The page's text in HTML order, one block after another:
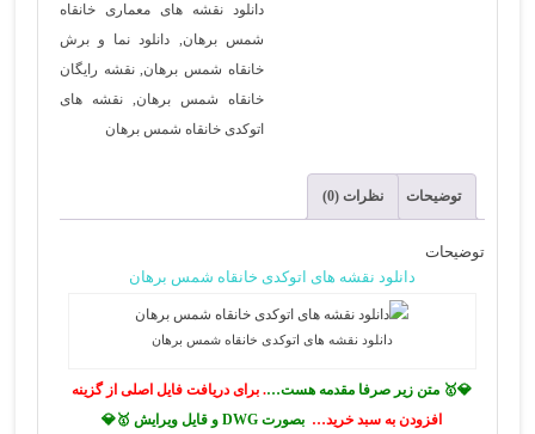
عدد
دانلود نقشه های معماری خانقاه
شمس برهان, دانلود نما و برش
خانقاه شمس برهان,نقشه رایگان
خانقاه شمس برهان,نقشه های
اتوکدی خانقاه شمس برهان
توضیحات نظرات (0)
توضیحات
دانلود نقشه های اتوکدی خانقاه شمس برهان
دانلود نقشه های اتوکدی خانقاه شمس برهان
💎🥇 متن زیر صرفا مقدمه هست…. برای دریافت فایل اصلی از گزینه
افزودن به سبد خرید… بصورت DWG و قایل ویرایش 🥇💎